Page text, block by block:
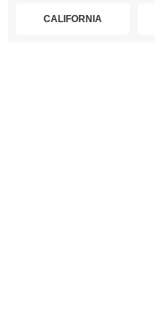
CALIFORNIA